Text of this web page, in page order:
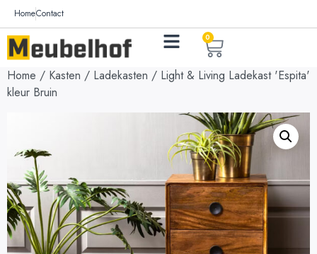
HomeContact
0
Home / Kasten / Ladekasten / Light & Living Ladekast 'Espita'
kleur Bruin